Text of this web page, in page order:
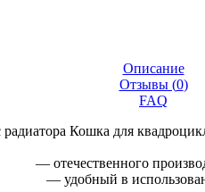
Описание
Отзывы (0)
FAQ
Кошка для
— отечественного
— удобный в